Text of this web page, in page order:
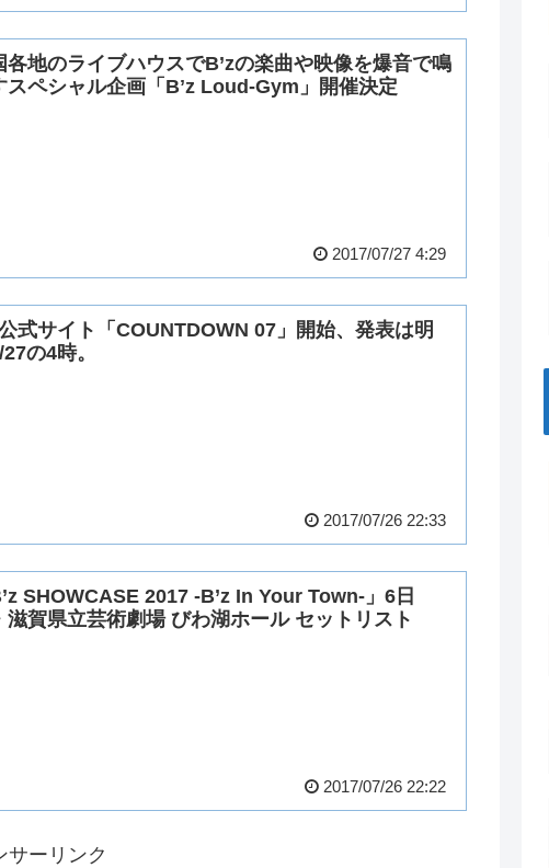
各地のライブハウスでB’zの楽曲や映像を爆音で鳴
スペシャル企画「Bʼz Loud-Gym」開催決定
2017/07/27 4:29
式サイト「COUNTDOWN 07」開始、発表は明
の4時。
2017/07/26 22:33
SHOWCASE 2017 -B’z In Your Town-」6日
滋賀県立芸術劇場 びわ湖ホール セットリスト
2017/07/26 22:22
サーリンク